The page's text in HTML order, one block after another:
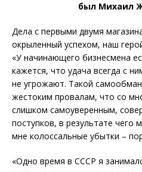
был Михаил
Дела с первыми двумя
окрыленный успехом, наш
«У начинающего бизнесмена
кажется, что удача всегда с
не угрожают. Такой
жестоким провалам, что со
слишком самоуверенным,
поступков, в результате чего
мне колоссальные убытки –
«Одно время в СССР я